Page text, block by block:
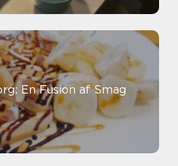
En Fusion af Smag